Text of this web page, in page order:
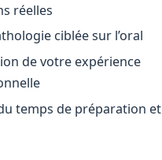
réelles
ciblée sur l’oral
de votre expérience
temps de préparation et